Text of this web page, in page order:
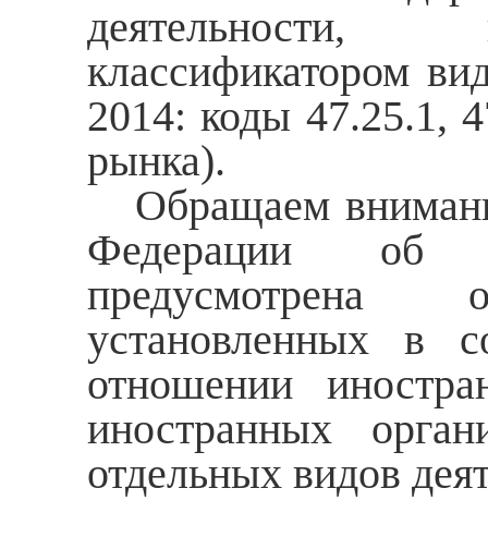
деятельности,
классификатором
2014: коды 47.25.1,
рынка).
Обращаем
Федерации об
предусмотрена
установленных в
отношении
иностранных
отдельных видов